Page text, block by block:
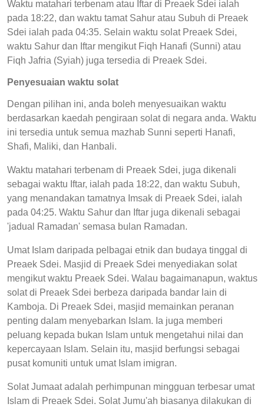
Waktu matahari terbenam atau Iftar di Preaek Sdei ialah
pada 18:22, dan waktu tamat Sahur atau Subuh di Preaek
Sdei ialah pada 04:35. Selain waktu solat Preaek Sdei,
waktu Sahur dan Iftar mengikut Fiqh Hanafi (Sunni) atau
Fiqh Jafria (Syiah) juga tersedia di Preaek Sdei.
Penyesuaian waktu solat
Dengan pilihan ini, anda boleh menyesuaikan waktu
berdasarkan kaedah pengiraan solat di negara anda. Waktu
ini tersedia untuk semua mazhab Sunni seperti Hanafi,
Shafi, Maliki, dan Hanbali.
Waktu matahari terbenam di Preaek Sdei, juga dikenali
sebagai waktu Iftar, ialah pada 18:22, dan waktu Subuh,
yang menandakan tamatnya Imsak di Preaek Sdei, ialah
pada 04:25. Waktu Sahur dan Iftar juga dikenali sebagai
'jadual Ramadan' semasa bulan Ramadan.
Umat Islam daripada pelbagai etnik dan budaya tinggal di
Preaek Sdei. Masjid di Preaek Sdei menyediakan solat
mengikut waktu Preaek Sdei. Walau bagaimanapun, waktus
solat di Preaek Sdei berbeza daripada bandar lain di
Kamboja. Di Preaek Sdei, masjid memainkan peranan
penting dalam menyebarkan Islam. Ia juga memberi
peluang kepada bukan Islam untuk mengetahui nilai dan
kepercayaan Islam. Selain itu, masjid berfungsi sebagai
pusat komuniti untuk umat Islam imigran.
Solat Jumaat adalah perhimpunan mingguan terbesar umat
Islam di Preaek Sdei. Solat Jumu'ah biasanya dilakukan di